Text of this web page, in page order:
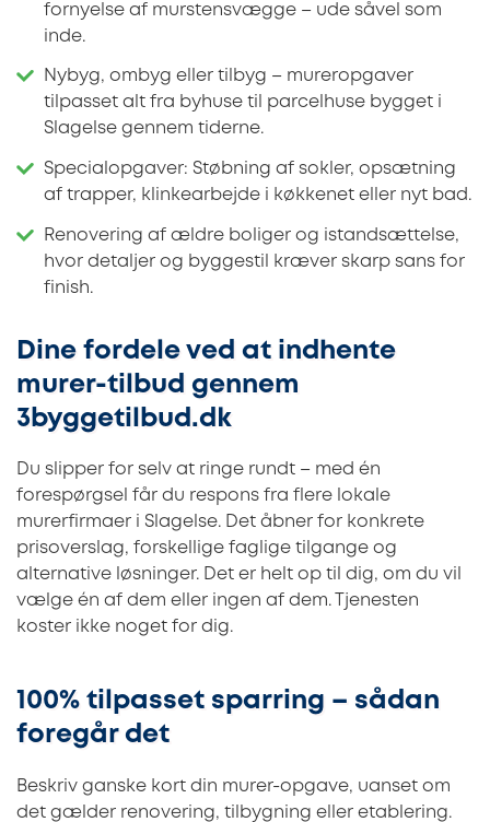
fornyelse af murstensvægge – ude såvel som
inde.
Nybyg, ombyg eller tilbyg – mureropgaver
tilpasset alt fra byhuse til parcelhuse bygget i
Slagelse gennem tiderne.
Specialopgaver: Støbning af sokler, opsætning
af trapper, klinkearbejde i køkkenet eller nyt bad.
Renovering af ældre boliger og istandsættelse,
hvor detaljer og byggestil kræver skarp sans for
finish.
Dine fordele ved at indhente
murer-tilbud gennem
3byggetilbud.dk
Du slipper for selv at ringe rundt – med én
forespørgsel får du respons fra flere lokale
murerfirmaer i Slagelse. Det åbner for konkrete
prisoverslag, forskellige faglige tilgange og
alternative løsninger. Det er helt op til dig, om du vil
vælge én af dem eller ingen af dem. Tjenesten
koster ikke noget for dig.
100% tilpasset sparring – sådan
foregår det
Beskriv ganske kort din murer-opgave, uanset om
det gælder renovering, tilbygning eller etablering.